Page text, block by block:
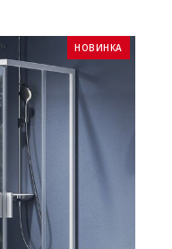
НОВИНКА